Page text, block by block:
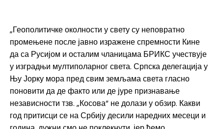
„Геополитичке околности у свету су неповратно
промењене после јавно изражене спремности Кине
да са Русијом и осталим чланицама БРИКС учествује
у изградњи мултиполарног света. Српска делегација у
Њу Јорку мора пред свим земљама света гласно
поновити да де факто или де јуре признавање
независности тзв. „Косова“ не долази у обзир. Какви
год притисци се на Србију десили наредних месеци и